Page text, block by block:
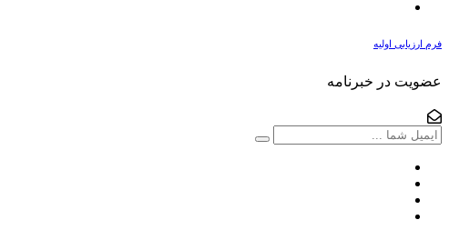
فرم ارزیابی اولیه
عضویت در خبرنامه